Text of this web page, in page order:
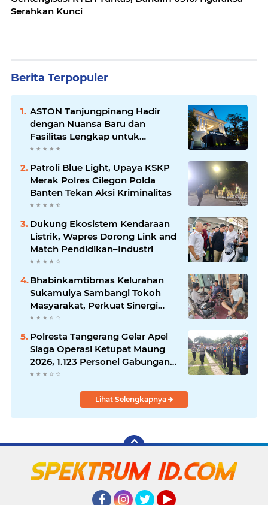
Serahkan Kunci
Berita Terpopuler
ASTON Tanjungpinang Hadir
dengan Nuansa Baru dan
Fasilitas Lengkap untuk
Kenyamanan Tamu
Patroli Blue Light, Upaya KSKP
Merak Polres Cilegon Polda
Banten Tekan Aksi Kriminalitas
Dukung Ekosistem Kendaraan
Listrik, Wapres Dorong Link and
Match Pendidikan–Industri
Bhabinkamtibmas Kelurahan
Sukamulya Sambangi Tokoh
Masyarakat, Perkuat Sinergi
Jaga Kamtibmas
Polresta Tangerang Gelar Apel
Siaga Operasi Ketupat Maung
2026, 1.123 Personel Gabungan
Diterjunkan
Lihat Selengkapnya